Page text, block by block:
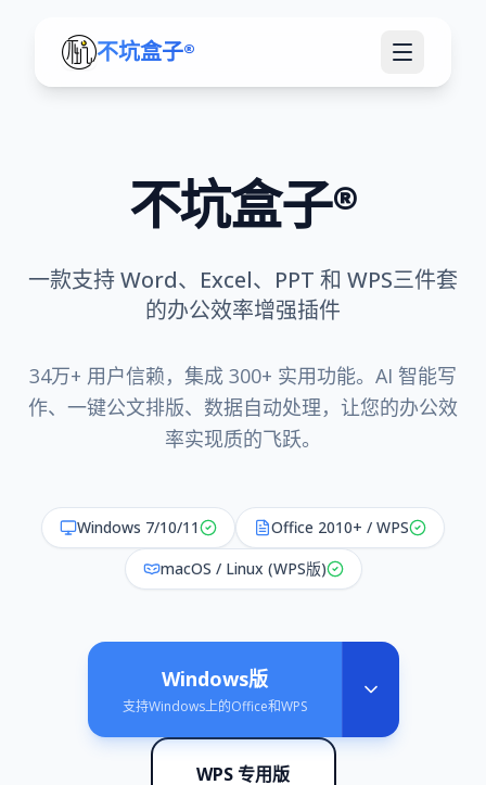
不坑盒子®
不坑盒子®
一款支持 Word、Excel、PPT 和 WPS三件套
的办公效率增强插件
34万+ 用户信赖，集成 300+ 实用功能。AI 智能写
作、一键公文排版、数据自动处理，让您的办公效
率实现质的飞跃。
Windows 7/10/11
Office 2010+ / WPS
macOS / Linux (WPS版)
Windows版
支持Windows上的Office和WPS
WPS 专用版